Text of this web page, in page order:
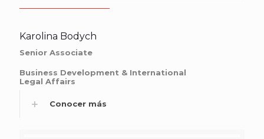
Karolina Bodych
Senior Associate
Business Development & International
Legal Affairs
Conocer más